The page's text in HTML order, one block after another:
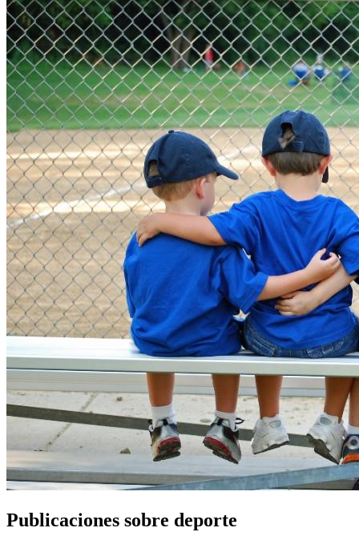
Publicaciones sobre deporte